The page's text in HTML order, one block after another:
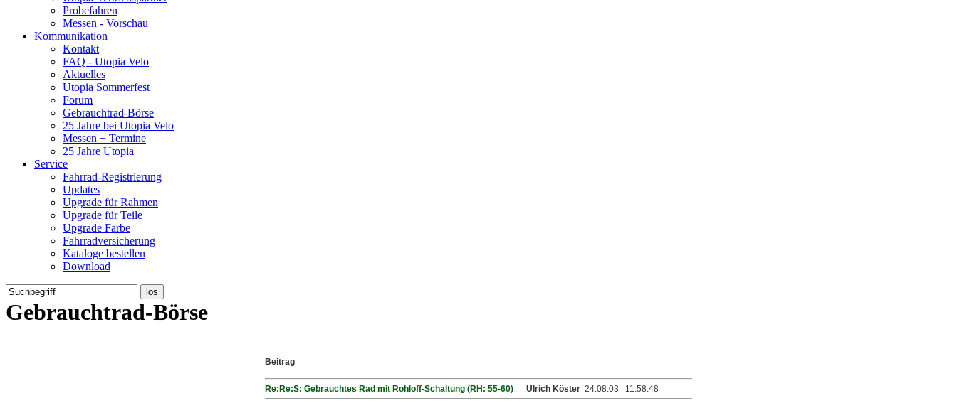
Probefahren
Messen - Vorschau
Kommunikation
Kontakt
FAQ - Utopia Velo
Aktuelles
Utopia Sommerfest
Forum
Gebrauchtrad-Börse
25 Jahre bei Utopia Velo
Messen + Termine
25 Jahre Utopia
Service
Fahrrad-Registrierung
Updates
Upgrade für Rahmen
Upgrade für Teile
Upgrade Farbe
Fahrradversicherung
Kataloge bestellen
Download
Gebrauchtrad-Börse
Beitrag
Re:Re:S: Gebrauchtes Rad mit Rohloff-Schaltung (RH: 55-60) Ulrich Köster 24.08.03 11:58:48